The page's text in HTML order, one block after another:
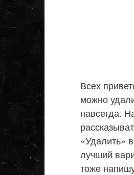
Всех
можно
навсегда.
«Удалить»
лучший
тоже